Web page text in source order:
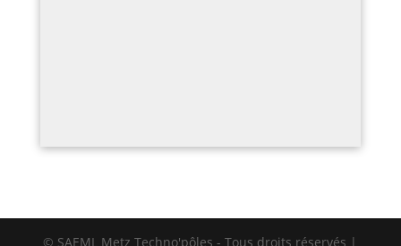
© SAEML Metz Techno'pôles - Tous droits réservés |